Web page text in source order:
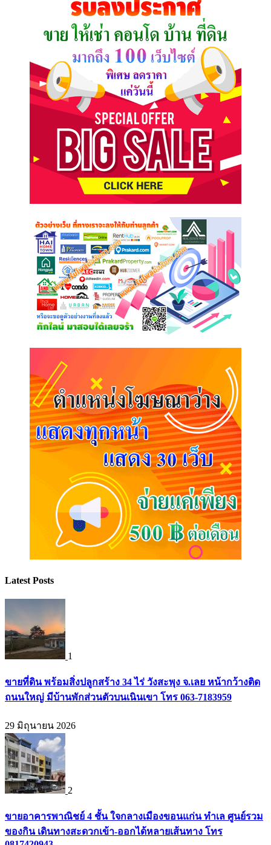
Latest Posts
1
ขายที่ดิน พร้อมสิ่งปลูกสร้าง 34 ไร่ วังสะพุง จ.เลย หน้ากว้างติด
ถนนใหญ่ มีบ้านพักส่วนตัวบนเนินเขา โทร 063-7183959
29 มิถุนายน 2026
2
ขายอาคารพาณิชย์ 4 ชั้น ใจกลางเมืองขอนแก่น ทำเล ศูนย์รวม
ของกิน เดินทางสะดวกเข้า-ออกได้หลายเส้นทาง โทร